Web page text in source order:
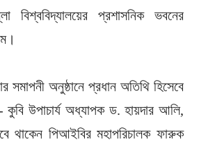
বিশ্ববিদ্যালয়ের প্রশাসনিক ভবনের
সমাপনী অনুষ্ঠানে প্রধান অতিথি হিসেবে
উপাচার্য অধ্যাপক ড. হায়দার আলি,
থাকেন পিআইবির মহাপরিচালক ফারুক